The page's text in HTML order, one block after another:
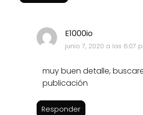
E1000io
junio 7, 2020 a las 6:07
muy buen detalle,
publicación
Responder